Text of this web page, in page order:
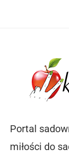
Portal
miłości do